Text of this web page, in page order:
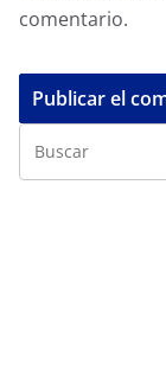
comentario.